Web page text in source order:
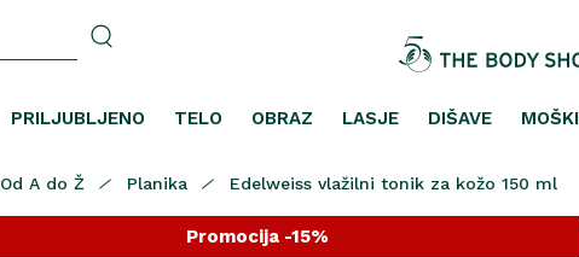
PRILJUBLJENO TELO OBRAZ LASJE DIŠAVE MOŠKI
Od A do Ž Planika Edelweiss vlažilni tonik za kožo 150 ml
Promocija -15%